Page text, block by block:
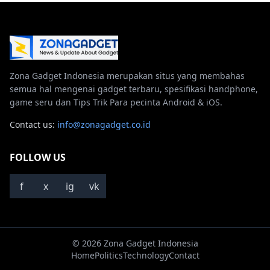
Zona Gadget Indonesia merupakan situs yang membahas
semua hal mengenai gadget terbaru, spesifikasi handphone,
game seru dan Tips Trik Para pecinta Android & iOS.
Contact us: info@zonagadget.co.id
FOLLOW US
f x ig vk
© 2026 Zona Gadget Indonesia
HomePoliticsTechnologyContact